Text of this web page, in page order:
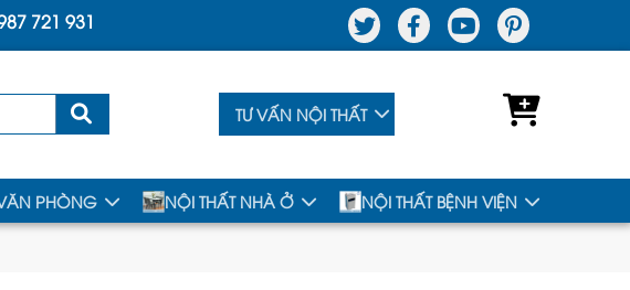
721 931
TƯ VẤN NỘI THẤT
PHÒNG NỘI THẤT NHÀ Ở NỘI THẤT BỆNH VIỆN